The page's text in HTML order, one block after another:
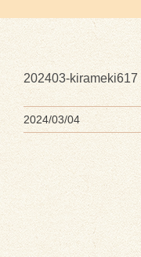
202403-kirameki617
2024/03/04